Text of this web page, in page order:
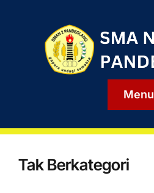
Menu
Tak Berkategori